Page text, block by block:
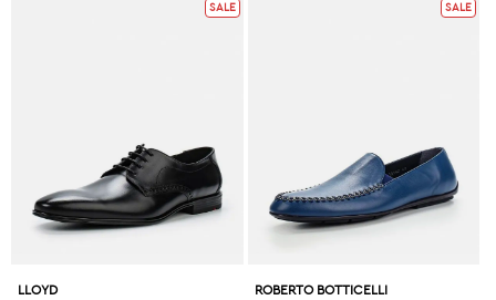
SALE
LLOYD
SALE
ROBERTO BOTTICELLI